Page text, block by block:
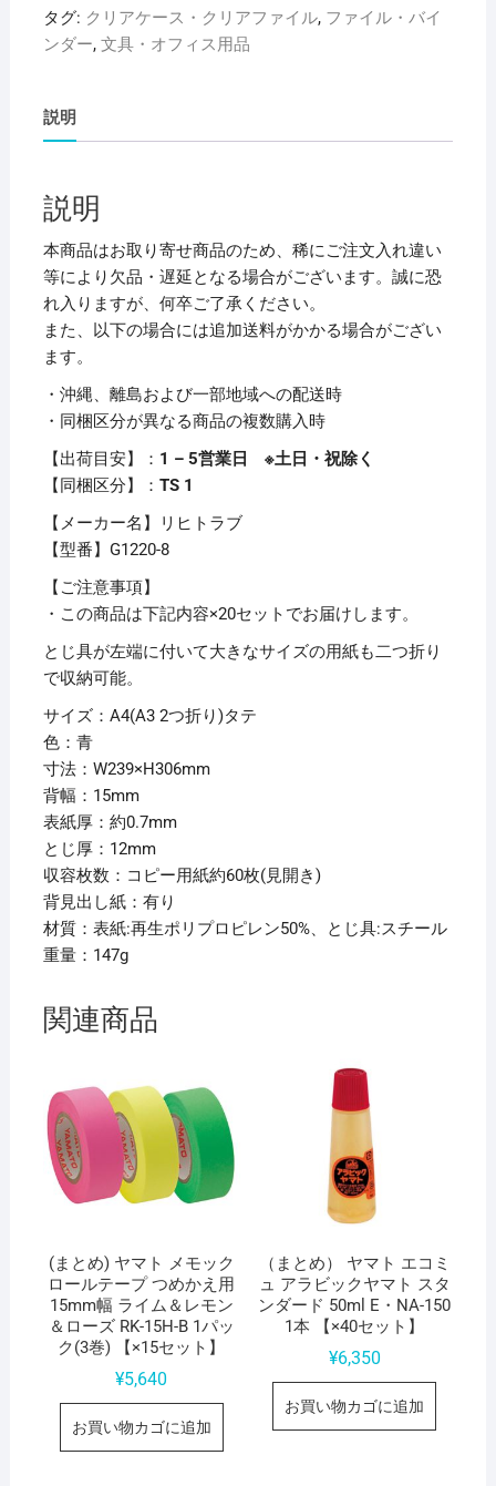
リ
ク
ス
チ
レ
ス
イ
ル
A4
タ
テ
(A3・
ツ
折)
60
枚
容
背
幅
15mm
青
G1220-
8
1
冊
【×20
セ
ッ
個
タグ: クリアケース・クリアファイル, ファイル・バイ
ンダー, 文具・オフィス用品
説明
説明
本商品はお取り寄せ商品のため、稀にご注文入れ違い
等により欠品・遅延となる場合がございます。誠に恐
れ入りますが、何卒ご了承ください。
また、以下の場合には追加送料がかかる場合がござい
ます。
・沖縄、離島および一部地域への配送時
・同梱区分が異なる商品の複数購入時
【出荷目安】： 1 – 5営業日 ※土日・祝除く
【同梱区分】： TS 1
【メーカー名】リヒトラブ
【型番】G1220-8
【ご注意事項】
・この商品は下記内容×20セットでお届けします。
とじ具が左端に付いて大きなサイズの用紙も二つ折り
で収納可能。
サイズ：A4(A3 2つ折り)タテ
色：青
寸法：W239×H306mm
背幅：15mm
表紙厚：約0.7mm
とじ厚：12mm
収容枚数：コピー用紙約60枚(見開き)
背見出し紙：有り
材質：表紙:再生ポリプロピレン50%、とじ具:スチール
重量：147g
関連商品
(まとめ) ヤマト メモック
ロールテープ つめかえ用
15mm幅 ライム＆レモン
＆ローズ RK-15H-B 1パッ
ク(3巻) 【×15セット】
¥5,640
お買い物カゴに追加
（まとめ） ヤマト エコミ
ュ アラビックヤマト スタ
ンダード 50ml E・NA-150
1本 【×40セット】
¥6,350
お買い物カゴに追加